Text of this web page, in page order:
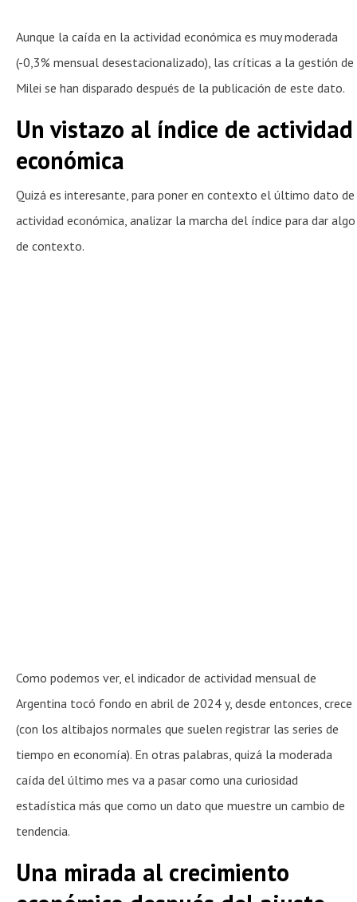
Aunque la caída en la actividad económica es muy moderada
(-0,3% mensual desestacionalizado), las críticas a la gestión de
Milei se han disparado después de la publicación de este dato.
Un vistazo al índice de actividad
económica
Quizá es interesante, para poner en contexto el último dato de
actividad económica, analizar la marcha del índice para dar algo
de contexto.
Como podemos ver, el indicador de actividad mensual de
Argentina tocó fondo en abril de 2024 y, desde entonces, crece
(con los altibajos normales que suelen registrar las series de
tiempo en economía). En otras palabras, quizá la moderada
caída del último mes va a pasar como una curiosidad
estadística más que como un dato que muestre un cambio de
tendencia.
Una mirada al crecimiento